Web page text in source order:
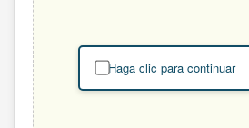
Haga clic para continuar